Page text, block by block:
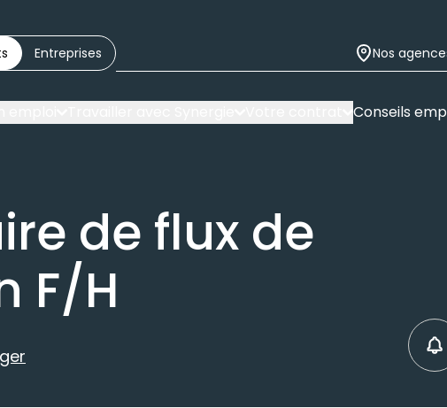
Entreprises Nos
Conseils
de flux de
F/H